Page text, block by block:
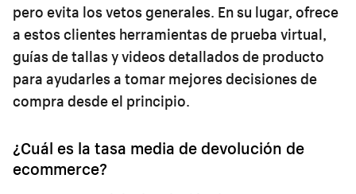
pero evita los vetos generales. En su lugar, ofrece
a estos clientes herramientas de prueba virtual,
guías de tallas y videos detallados de producto
para ayudarles a tomar mejores decisiones de
compra desde el principio.
¿Cuál es la tasa media de devolución de
ecommerce?